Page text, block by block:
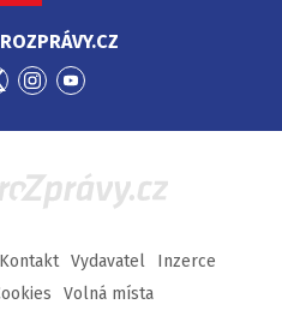
Přejít
Instagram
Přejít
YouTube
Kontakt Vydavatel
Inzerce
Volná místa